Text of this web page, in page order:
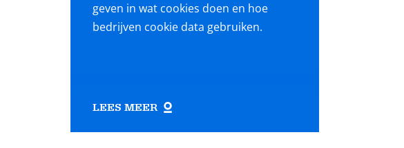
geven in wat cookies doen en hoe
bedrijven cookie data gebruiken.
LEES MEER